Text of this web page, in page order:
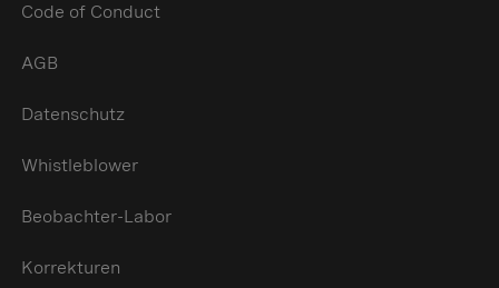
Code of Conduct
AGB
Datenschutz
Whistleblower
Beobachter-Labor
Korrekturen